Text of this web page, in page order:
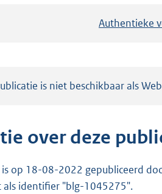
Authentieke
is niet beschikbaar als
over deze
op 18-08-2022 gepubliceerd
als identifier "blg-1045275".